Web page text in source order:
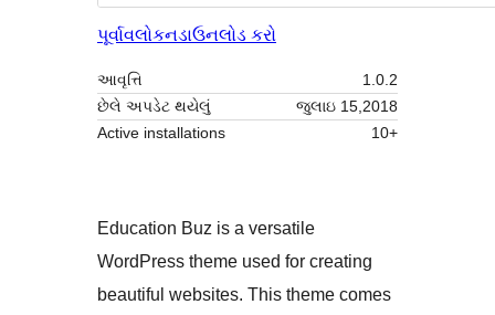
પૂર્વાવલોકનડાઉનલોડ કરો
આવૃત્તિ
1.0.2
છેલે અપડેટ થયેલું
જુલાઇ 15,2018
Active installations
10+
Education Buz is a versatile
WordPress theme used for creating
beautiful websites. This theme comes